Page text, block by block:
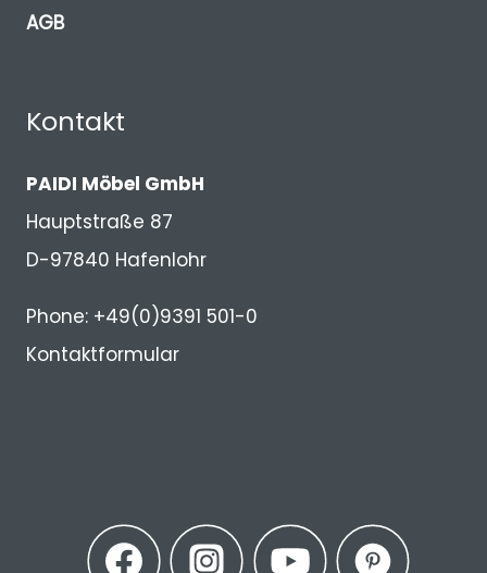
AGB
Kontakt
PAIDI Möbel GmbH
Hauptstraße 87
D-97840 Hafenlohr
Phone: +49(0)9391 501-0
Kontaktformular